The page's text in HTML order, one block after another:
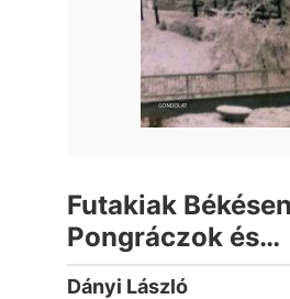
Futakiak
Pongráczok és
Zlehovszkyak
Dányi László